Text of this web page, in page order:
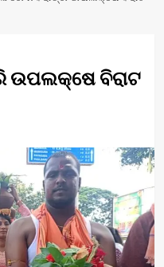
ଉପଲକ୍ଷେ ବିରାଟ